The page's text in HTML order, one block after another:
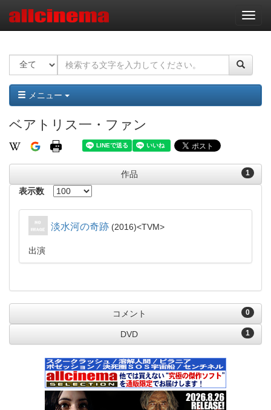
ナ
ビ
ー
ョ
ン
メニュー
ベアトリス一・ファン
1
作品
表示数
淡水河の奇跡 2016 TVM
出演
0
コメント
1
DVD